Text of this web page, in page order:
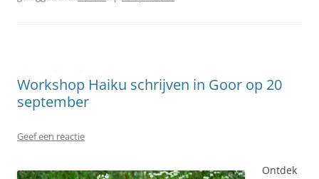
Workshop Haiku schrijven in Goor op 20
september
Geef een reactie
Ontdek